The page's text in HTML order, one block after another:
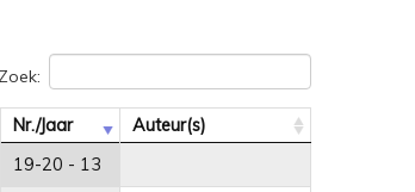
Zoek:
Nr./Jaar
Auteur(s)
19-20 - 13